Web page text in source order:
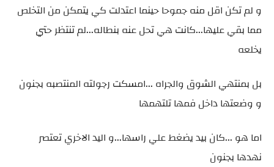
و لم تكن اقل منه جموحا حينما اعتدلت كي يتمكن من التخلص
مما بقي عليها...كانت هي تحل عنه بنطاله...لم تنتظر حتي
يخلعه
بل بمنتهي الشوق والجراه ...امسكت رجولته المنتصبه بجنون
و وضعتها داخل فمها تلتهمها
اما هو ...كان بيد يضغط علي راسها...و اليد الاخري تعتصر
نهدها بجنون